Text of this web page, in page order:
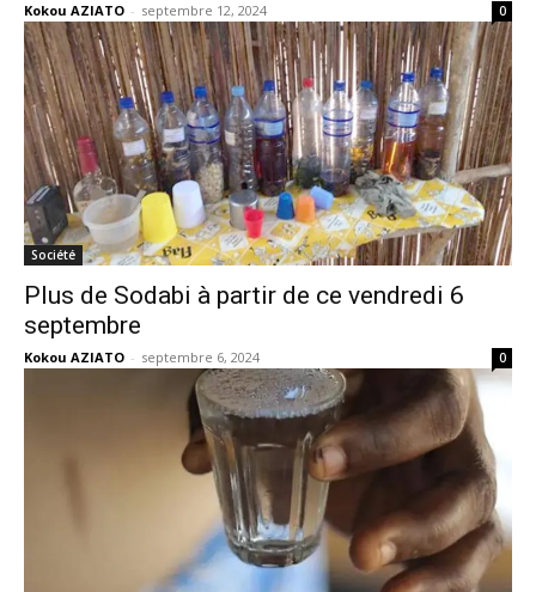
Kokou AZIATO - septembre 12, 2024 0
Société
Plus de Sodabi à partir de ce vendredi 6
septembre
Kokou AZIATO - septembre 6, 2024 0